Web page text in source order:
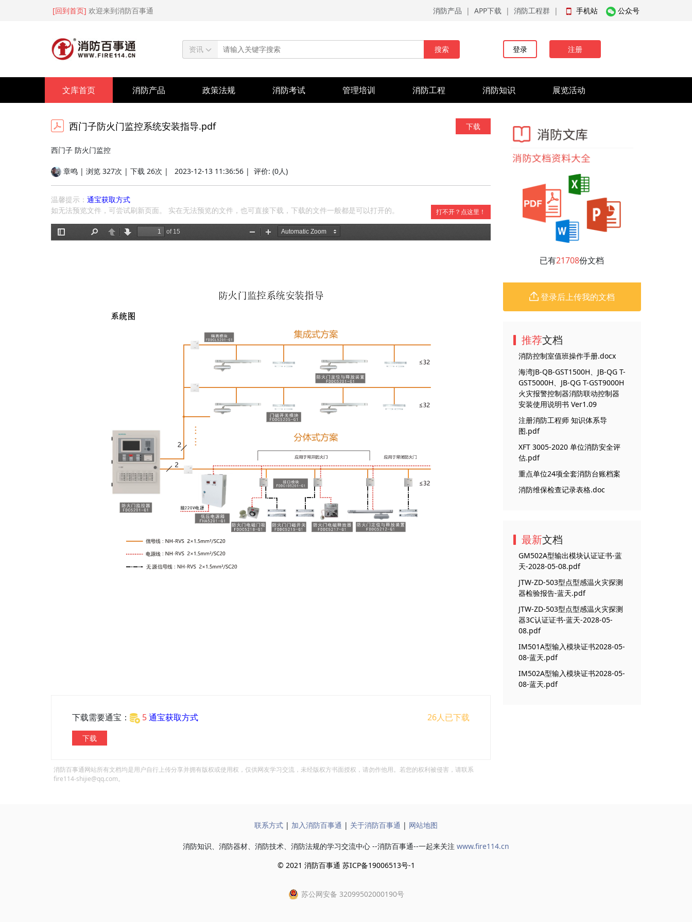
[回到首页] 欢迎来到消防百事通 消防产品 | APP下载 | 消防工程群 | 手机站 公众号
资讯 搜索 登录 注册
文库首页 消防产品 政策法规 消防考试 管理培训 消防工程 消防知识 展览活动
西门子防火门监控系统安装指导.pdf 下载
西门子 防火门监控
章鸣 | 浏览 327次 | 下载 26次 | 2023-12-13 11:36:56 | 评价: (0人)
温馨提示： 通宝获取方式
如无法预览文件，可尝试刷新页面。 实在无法预览的文件，也可直接下载，下载的文件一般都是可以打开的。
打不开？点这里！
下载需要通宝： 5通宝获取方式 26人已下载
下载
消防百事通网站所有文档均是用户自行上传分享并拥有版权或使用权，仅供网友学习交流，未经版权方书面授权，请勿作他用。若您的权利被侵害，请联系
fire114-shijie@qq.com。
已有21708份文档
登录后上传我的文档
推荐文档
消防控制室值班操作手册.docx
海湾JB-QB-GST1500H、JB-QG T-
GST5000H、JB-QG T-GST9000H
火灾报警控制器消防联动控制器
安装使用说明书 Ver1.09
注册消防工程师 知识体系导
图.pdf
XFT 3005-2020 单位消防安全评
估.pdf
重点单位24项全套消防台账档案
消防维保检查记录表格.doc
最新文档
GM502A型输出模块认证证书-蓝
天-2028-05-08.pdf
JTW-ZD-503型点型感温火灾探测
器检验报告-蓝天.pdf
JTW-ZD-503型点型感温火灾探测
器3C认证证书-蓝天-2028-05-
08.pdf
IM501A型输入模块证书2028-05-
08-蓝天.pdf
IM502A型输入模块证书2028-05-
08-蓝天.pdf
联系方式 | 加入消防百事通 | 关于消防百事通 | 网站地图
消防知识、消防器材、消防技术、消防法规的学习交流中心 --消防百事通--一起来关注 www.fire114.cn
© 2021 消防百事通 苏ICP备19006513号-1
苏公网安备 32099502000190号